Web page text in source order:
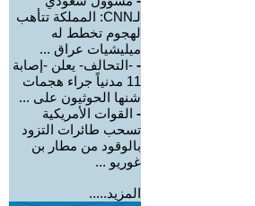
لـCNN: المملكة تتأهب
لهجوم تخطط له
ميليشيات عراق ...
- -التحالف- يعلن -إصابة
11 مدنياً جراء هجمات
شنها الحوثيون على ...
- القوات الأمريكية
تسحب طائرات التزود
بالوقود من مطار بن
غوريو ...
المزيد.....